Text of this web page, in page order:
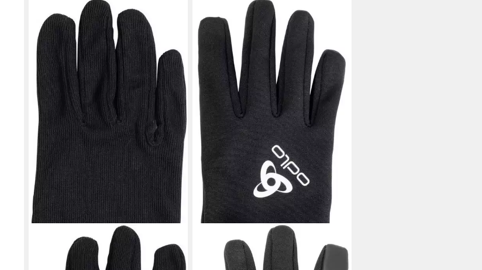
Multisporthandschuhe Gloves
ORIGINALS WARM BLACK
Fleecehandschuhe Gloves
Stretchfleece Liner Eco E-Tip